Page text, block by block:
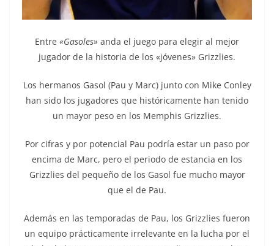
Entre «Gasoles» anda el juego para elegir al mejor
jugador de la historia de los «jóvenes» Grizzlies.
Los hermanos Gasol (Pau y Marc) junto con Mike Conley
han sido los jugadores que históricamente han tenido
un mayor peso en los Memphis Grizzlies.
Por cifras y por potencial Pau podría estar un paso por
encima de Marc, pero el periodo de estancia en los
Grizzlies del pequeño de los Gasol fue mucho mayor
que el de Pau.
Además en las temporadas de Pau, los Grizzlies fueron
un equipo prácticamente irrelevante en la lucha por el